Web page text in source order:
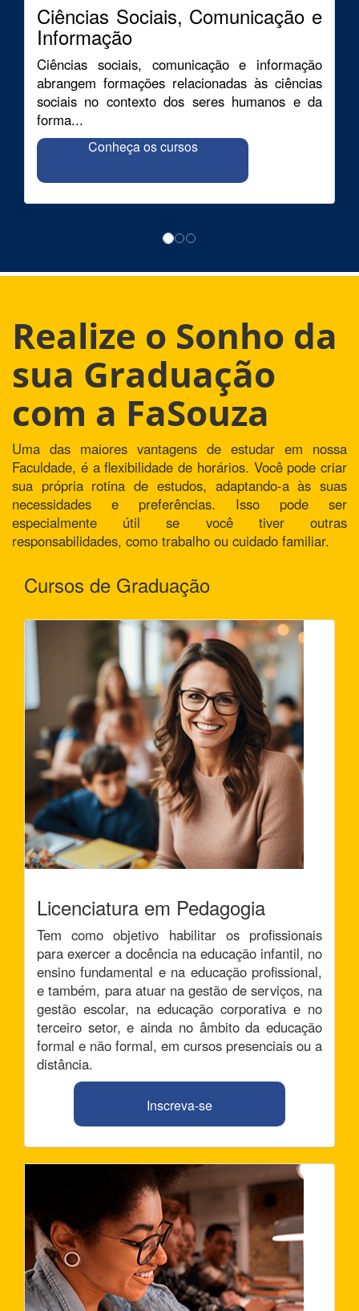
Ciências Sociais, Comunicação e
Informação
Ciências sociais, comunicação e informação
abrangem formações relacionadas às ciências
sociais no contexto dos seres humanos e da
forma...
Conheça os cursos
Realize o Sonho da
sua Graduação
com a FaSouza
Uma das maiores vantagens de estudar em nossa
Faculdade, é a flexibilidade de horários. Você pode criar
sua própria rotina de estudos, adaptando-a às suas
necessidades e preferências. Isso pode ser
especialmente útil se você tiver outras
responsabilidades, como trabalho ou cuidado familiar.
Cursos de Graduação
Licenciatura em Pedagogia
Tem como objetivo habilitar os profissionais
para exercer a docência na educação infantil, no
ensino fundamental e na educação profissional,
e também, para atuar na gestão de serviços, na
gestão escolar, na educação corporativa e no
terceiro setor, e ainda no âmbito da educação
formal e não formal, em cursos presenciais ou a
distância.
Inscreva-se